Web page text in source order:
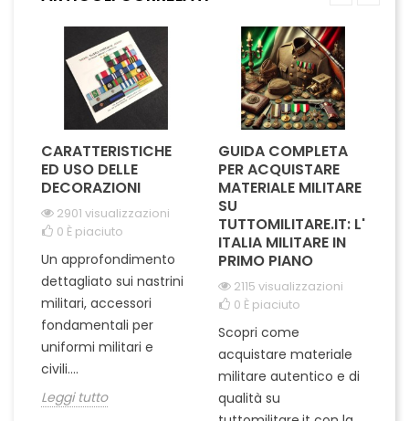
CARATTERISTICHE
ED USO DELLE
DECORAZIONI
2901 visualizzazioni
0 È piaciuto
Un approfondimento
dettagliato sui nastrini
militari, accessori
fondamentali per
uniformi militari e
civili....
Leggi tutto
GUIDA COMPLETA
PER ACQUISTARE
MATERIALE MILITARE
SU
TUTTOMILITARE.IT: L'
ITALIA MILITARE IN
PRIMO PIANO
2115 visualizzazioni
0 È piaciuto
Scopri come
acquistare materiale
militare autentico e di
qualità su